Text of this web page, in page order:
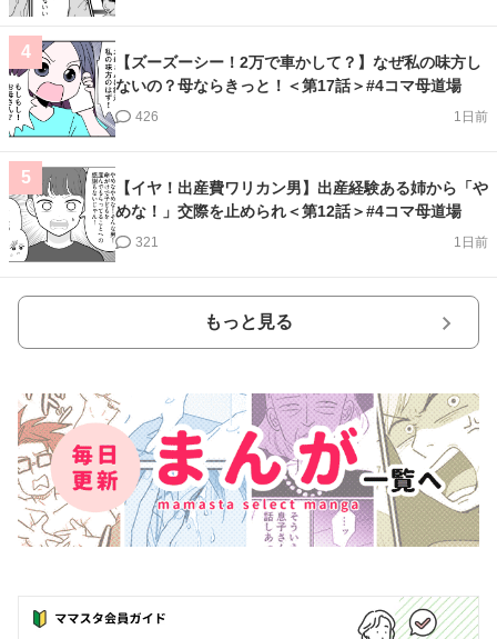
4
【ズーズーシー！2万で車かして？】なぜ私の味方し
ないの？母ならきっと！＜第17話＞#4コマ母道場
1日前
426
5
【イヤ！出産費ワリカン男】出産経験ある姉から「や
めな！」交際を止められ＜第12話＞#4コマ母道場
1日前
321
もっと見る